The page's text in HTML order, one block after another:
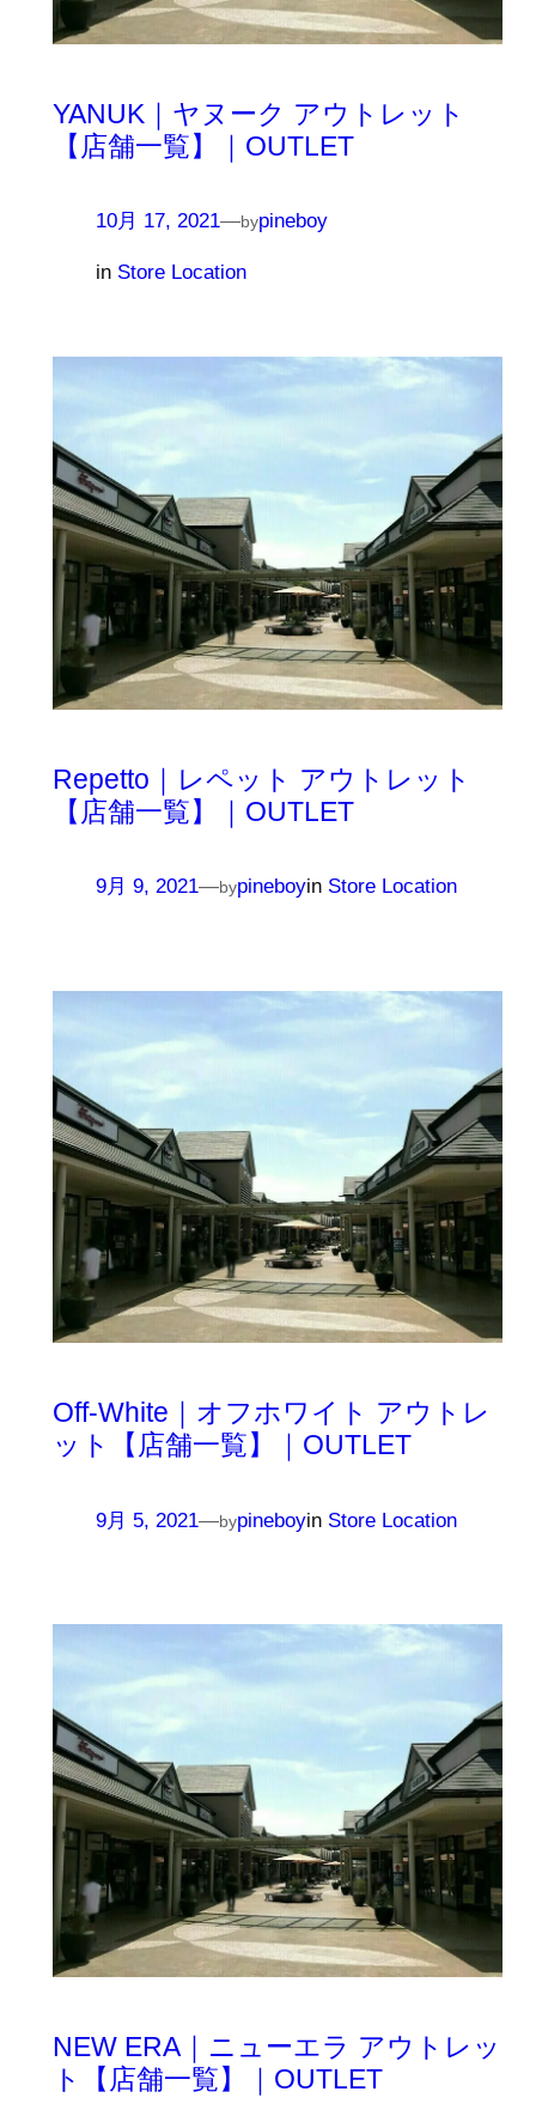
YANUK｜ヤヌーク アウトレット
【店舗一覧】｜OUTLET
10月 17, 2021—bypineboy
in Store Location
Repetto｜レペット アウトレット
【店舗一覧】｜OUTLET
9月 9, 2021—bypineboyin Store Location
Off-White｜オフホワイト アウトレ
ット【店舗一覧】｜OUTLET
9月 5, 2021—bypineboyin Store Location
NEW ERA｜ニューエラ アウトレッ
ト【店舗一覧】｜OUTLET